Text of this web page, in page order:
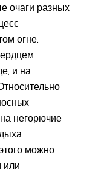
очаги разных
огне.
и на
негорючие
можно
или